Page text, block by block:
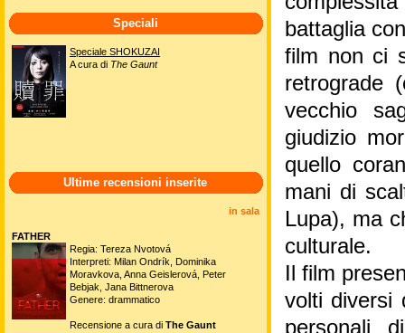
battaglia
film non ci
retrograde
vecchio
giudizio
quello
mani di
Lupa), ma
culturale.
Il film
volti diversi
personali
Speciali
Speciale SHOKUZAI
A cura di The Gaunt
Ultime recensioni inserite
in sala
FATHER
Regia: Tereza Nvotová
Interpreti: Milan Ondrík, Dominika
Moravkova, Anna Geislerová, Peter
Bebjak, Jana Bittnerova
Genere: drammatico
Recensione a cura di The Gaunt